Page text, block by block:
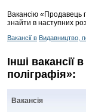
Вакансію «Продавець
знайти в наступних
Вакансії в Видавництво,
Інші вакансії
поліграфія»:
Вакансія